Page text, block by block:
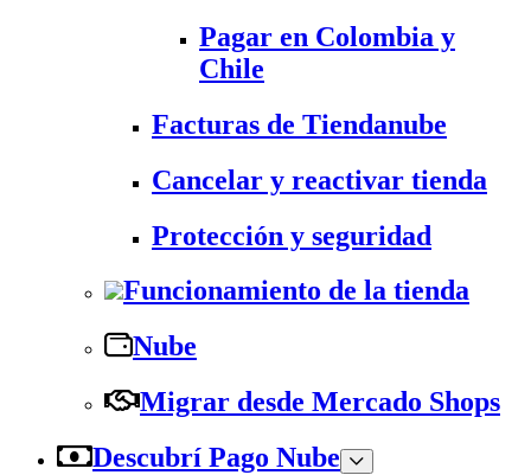
Pagar en Colombia y
Chile
Facturas de Tiendanube
Cancelar y reactivar tienda
Protección y seguridad
Funcionamiento de la tienda
Nube
Migrar desde Mercado Shops
Descubrí Pago Nube